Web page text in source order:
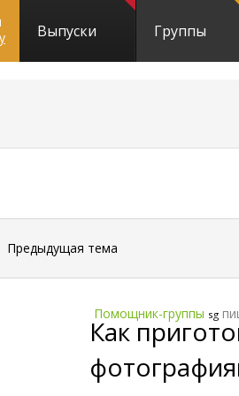
Выпуски Группы
Предыдущая тема
Помощник-группы sg
Как